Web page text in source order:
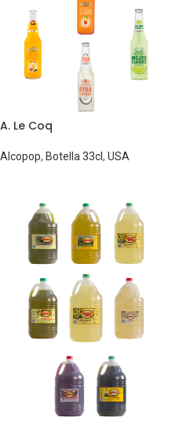
A. Le Coq
Alcopop, Botella 33cl, USA